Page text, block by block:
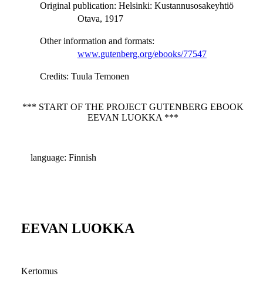
Original publication: Helsinki: Kustannusosakeyhtiö
Otava, 1917
Other information and formats:
www.gutenberg.org/ebooks/77547
Credits: Tuula Temonen
*** START OF THE PROJECT GUTENBERG EBOOK
EEVAN LUOKKA ***
language: Finnish
EEVAN LUOKKA
Kertomus